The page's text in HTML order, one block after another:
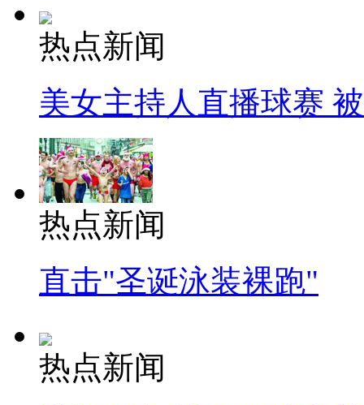
热点新闻
美女主持人直播球赛
热点新闻
直击"圣诞泳装裸跑"
热点新闻